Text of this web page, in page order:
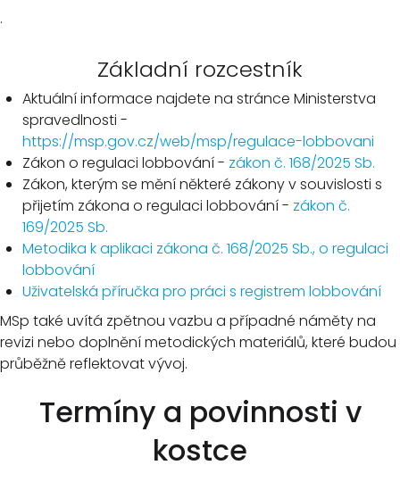
.
Základní rozcestník
Aktuální informace najdete na stránce Ministerstva
spravedlnosti -
https://msp.gov.cz/web/msp/regulace-lobbovani
Zákon o regulaci lobbování - zákon č. 168/2025 Sb.
Zákon, kterým se mění některé zákony v souvislosti s
přijetím zákona o regulaci lobbování - zákon č.
169/2025 Sb.
Metodika k aplikaci zákona č. 168/2025 Sb., o regulaci
lobbování
Uživatelská příručka pro práci s registrem lobbování
MSp také uvítá zpětnou vazbu a případné náměty na
revizi nebo doplnění metodických materiálů, které budou
průběžně reflektovat vývoj.
Termíny a povinnosti v
kostce